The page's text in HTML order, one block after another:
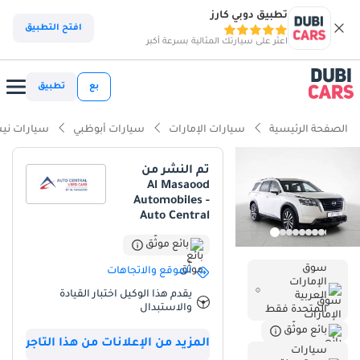
تطبيق دوبي كارز
اعثر على سيارتك المثالية بسرعة أكبر
افتح التطبيق
بع تطبيق
الصفحة الرئيسية سيارات الإمارات سيارات أبوظبي سيارات
سوق
الإمارات
العربية
المتحدة فقط
بائع موثّق
سيارات
تم النشر من
Al Masaood
Automobiles -
Auto Central
بائع موثّق
الموقع والاتجاهات
يقدم هذا الوكيل اختبار القيادة
والاستبدال
المزيد من الإعلانات من هذا التاجر
ذكاء دوبي كارز
ذكاء دوبيكارز
أحدث معايير أنظمة مساعدة السائق المتقدمة (ADAS)
تصنيف السلامة 5 نجوم من NCAP
أقل معدل استهلاك في فئته
تُمثل سيارة نيسان باثفايندر 2024 هذه فرصة نادرة لاقتناء سيارة بحالة
ممتازة، وكأنها جديدة تمامًا، حيث لم تقطع سوى مسافة التسليم.
بالنسبة للمشترين في دول مجلس التعاون الخليجي، يُعد اللون الأبيض
الخارجي معيارًا ذهبيًا لقيمة إعادة البيع وكفاءة التبريد خلال أشهر الصيف